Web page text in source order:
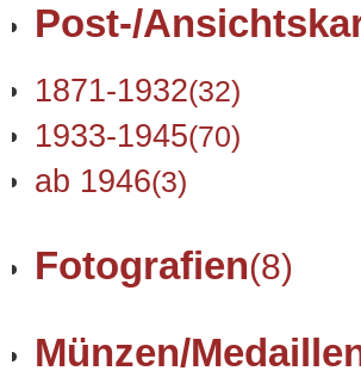
Post-/
1871-1932(32)
1933-1945(70)
ab 1946(3)
Fotografien(8)
Münzen/